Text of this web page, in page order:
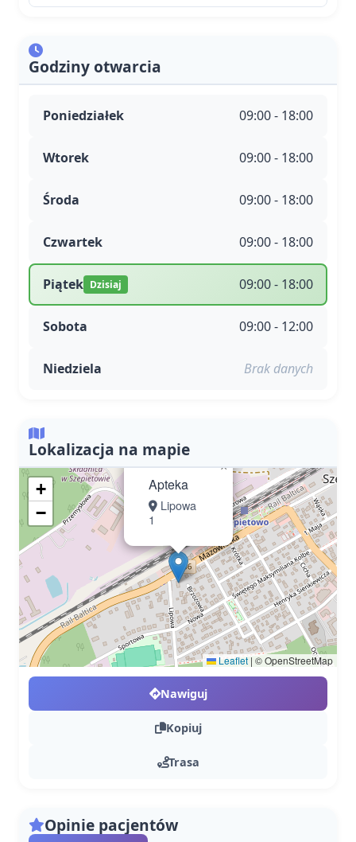
Godziny otwarcia
Poniedziałek 09:00 - 18:00
Wtorek 09:00 - 18:00
Środa 09:00 - 18:00
Czwartek 09:00 - 18:00
Piątek Dzisiaj 09:00 - 18:00
Sobota 09:00 - 12:00
Niedziela Brak danych
Lokalizacja na mapie
Apteka
Lipowa
1
×
+
−
Leaflet | © OpenStreetMap
Nawiguj
Kopiuj
Trasa
Opinie pacjentów